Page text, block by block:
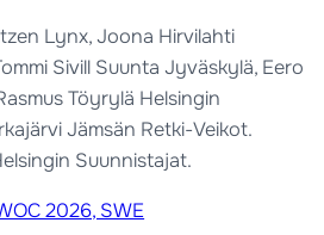
Lynx, Joona Hirvilahti
Sivill Suunta Jyväskylä, Eero
Töyrylä Helsingin
Jämsän Retki-Veikot.
Suunnistajat.
2026, SWE